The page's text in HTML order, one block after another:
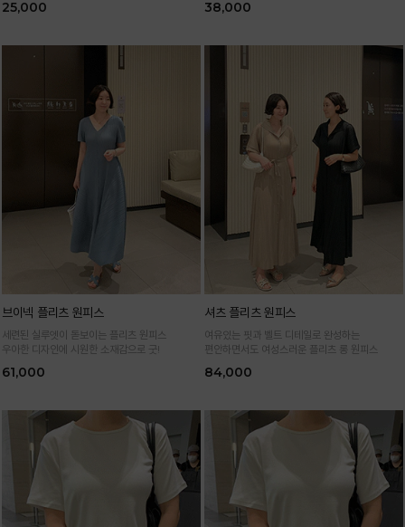
25,000 38,000
브이넥 플리츠 원피스
세련된 실루엣이 돋보이는 플리츠 원피스
우아한 디자인에 시원한 소재감으로 굿!
61,000
셔츠 플리츠 원피스
여유있는 핏과 벨트 디테일로 완성하는
편안하면서도 여성스러운 플리츠 롱 원피스
84,000